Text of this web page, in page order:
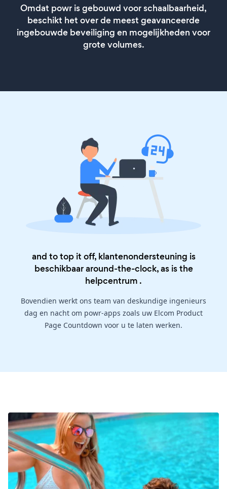
Omdat powr is gebouwd voor schaalbaarheid,
beschikt het over de meest geavanceerde
ingebouwde beveiliging en mogelijkheden voor
grote volumes.
and to top it off, klantenondersteuning is
beschikbaar around-the-clock, as is the
helpcentrum .
Bovendien werkt ons team van deskundige ingenieurs
dag en nacht om powr-apps zoals uw Elcom Product
Page Countdown voor u te laten werken.